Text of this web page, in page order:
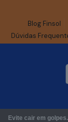
Blog Finsol
Dúvidas
Evite cair em golpes.